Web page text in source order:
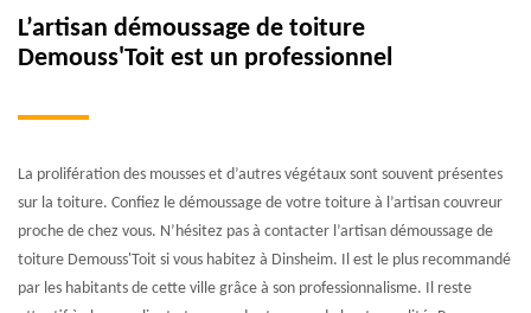
L’artisan démoussage de toiture
Demouss'Toit est un professionnel
La prolifération des mousses et d’autres végétaux sont souvent présentes
sur la toiture. Confiez le démoussage de votre toiture à l’artisan couvreur
proche de chez vous. N’hésitez pas à contacter l’artisan démoussage de
toiture Demouss'Toit si vous habitez à Dinsheim. Il est le plus recommandé
par les habitants de cette ville grâce à son professionnalisme. Il reste